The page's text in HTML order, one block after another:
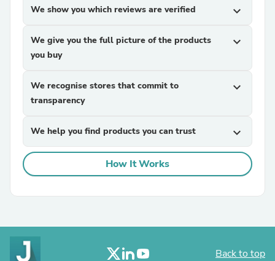
We show you which reviews are verified expand_more
We give you the full picture of the products
you buy
expand_more
We recognise stores that commit to
transparency
expand_more
We help you find products you can trust expand_more
How It Works
Back to top